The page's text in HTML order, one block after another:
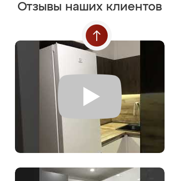
Отзывы наших клиентов